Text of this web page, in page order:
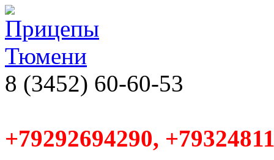
8 (3452) 60-60-53
+79292694290,